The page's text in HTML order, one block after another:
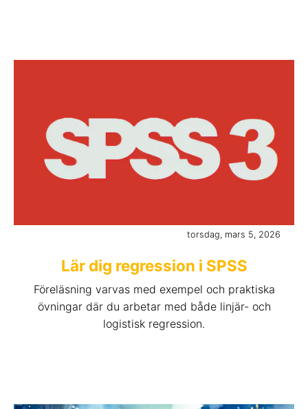
torsdag, mars 5, 2026
Lär dig regression i SPSS
Föreläsning varvas med exempel och praktiska
övningar där du arbetar med både linjär- och
logistisk regression.